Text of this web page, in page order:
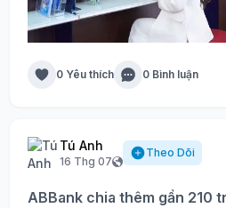
0 Yêu thích 0 Bình luận
Tú Anh
16 Thg 07
Theo Dõi
ABBank chia thêm gần 210